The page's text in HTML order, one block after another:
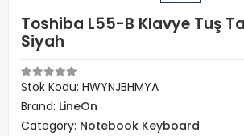
Toshiba L55-B Klavye Tuş
Siyah
Stok Kodu: HWYNJBHMYA
Brand: LineOn
Category: Notebook Keyboard